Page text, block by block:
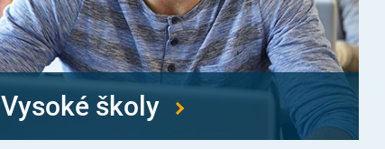
Vysoké školy